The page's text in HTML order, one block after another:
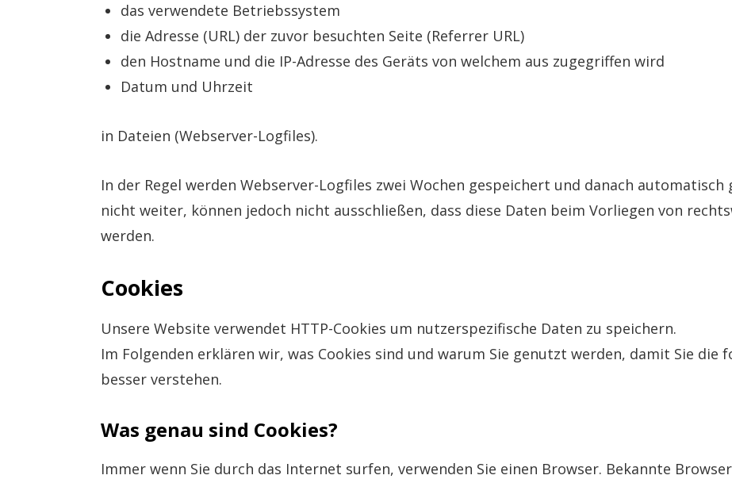
das verwendete Betriebssystem
die Adresse (URL) der zuvor besuchten Seite (Referrer URL)
den Hostname und die IP-Adresse des Geräts von welchem aus zugegriffen wird
Datum und Uhrzeit
in Dateien (Webserver-Logfiles).
In der Regel werden Webserver-Logfiles zwei Wochen gespeichert und danach
nicht weiter, können jedoch nicht ausschließen, dass diese Daten beim Vorliegen von
werden.
Cookies
Unsere Website verwendet HTTP-Cookies um nutzerspezifische Daten zu speichern.
Im Folgenden erklären wir, was Cookies sind und warum Sie genutzt werden, damit Sie die
besser verstehen.
Was genau sind Cookies?
Immer wenn Sie durch das Internet surfen, verwenden Sie einen Browser. Bekannte